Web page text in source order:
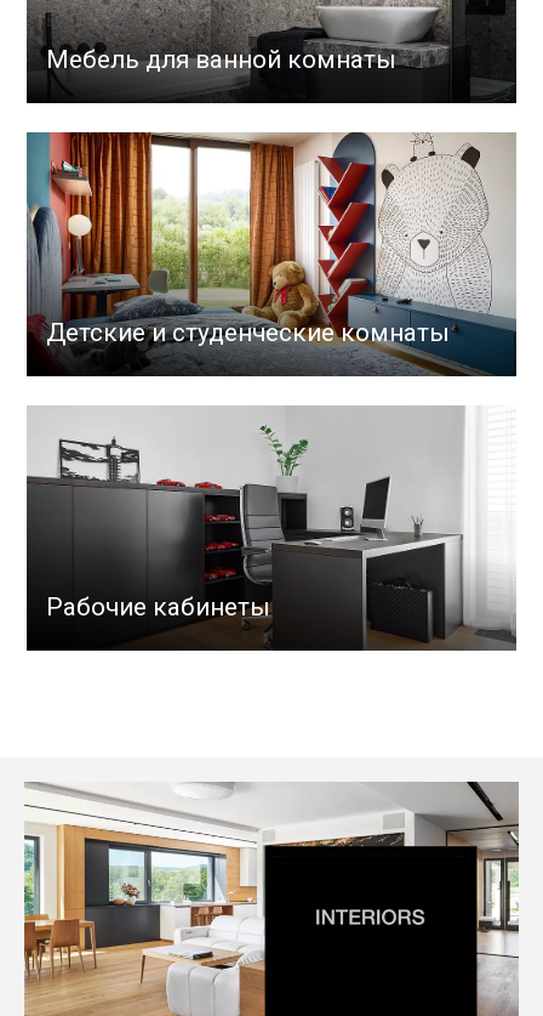
Мебель для ванной комнаты
Детские и студенческие комнаты
Рабочие кабинеты